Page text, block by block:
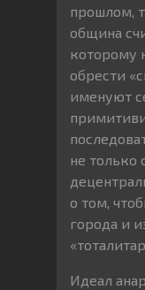
прошлом,
община
которому
обрести
именуют
не только
о том,
города и
Идеал